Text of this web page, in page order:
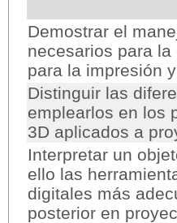
Demostrar el
necesarios para
para la impresión
Distinguir las
emplearlos en los
3D aplicados a
Interpretar un
ello las
digitales más
posterior en